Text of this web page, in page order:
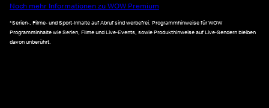
Noch mehr Informationen zu WOW Premium
*Serien-, Filme- und Sport-Inhalte auf Abruf sind werbefrei. Programmhinweise für WOW
Programminhalte wie Serien, Filme und Live-Events, sowie Produkthinweise auf Live-Sendern bleiben
davon unberührt.